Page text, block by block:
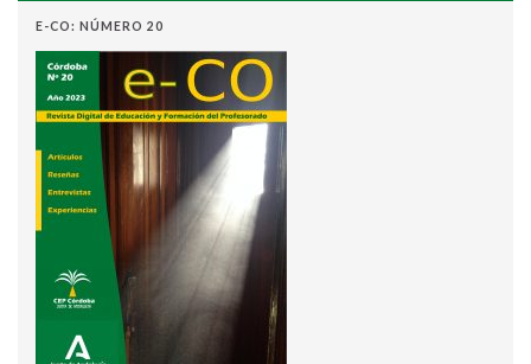
E-CO: NÚMERO 20